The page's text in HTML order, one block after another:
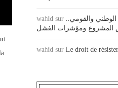
wahid sur الوطني والقومي..
المشروع ومؤشرات الفشل
wahid sur Le droit de